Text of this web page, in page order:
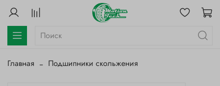
Главная Подшипники скольжения